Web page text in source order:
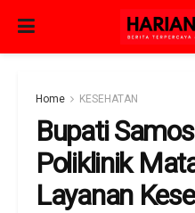
Home KESEHATAN
Bupati
Poliklinik
Layanan